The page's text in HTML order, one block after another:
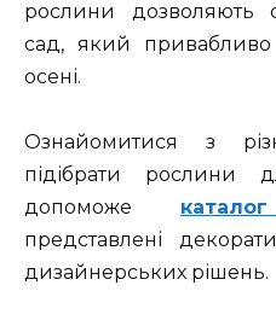
рослини дозволяють
сад, який
осені.
Ознайомитися з
підібрати рослини
допоможе
представлені
дизайнерських рішень.